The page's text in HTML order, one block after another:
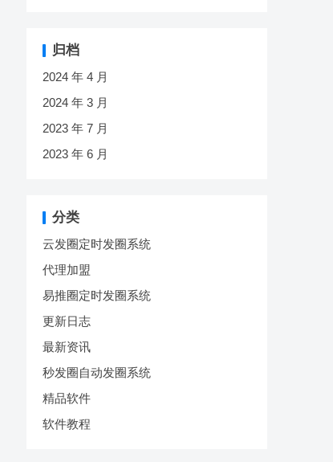
归档
2024 年 4 月
2024 年 3 月
2023 年 7 月
2023 年 6 月
分类
云发圈定时发圈系统
代理加盟
易推圈定时发圈系统
更新日志
最新资讯
秒发圈自动发圈系统
精品软件
软件教程